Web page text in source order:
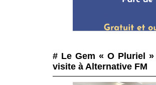
# Le Gem « O Pluriel
visite à Alternative FM